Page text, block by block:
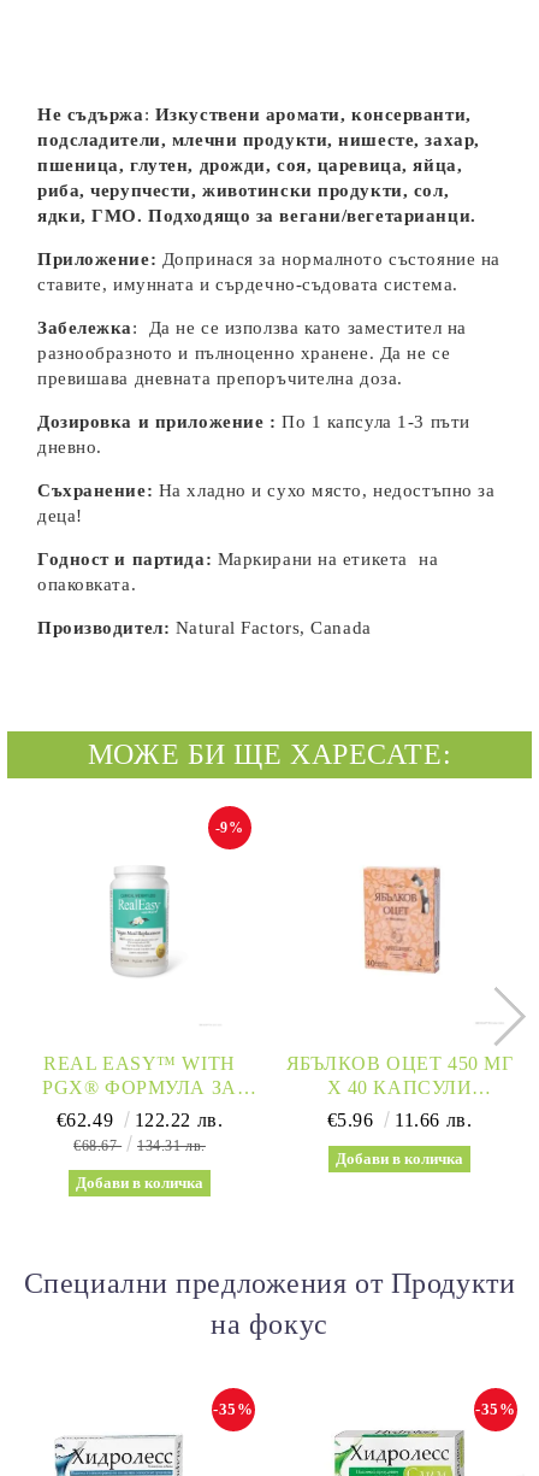
Не съдържа: Изкуствени аромати, консерванти,
подсладители, млечни продукти, нишесте, захар,
пшеница, глутен, дрожди, соя, царевица, яйца,
риба, черупчести, животински продукти, сол,
ядки, ГМО. Подходящо за вегани/вегетарианци.
Приложение: Допринася за нормалното състояние на
ставите, имунната и сърдечно-съдовата система.
Забележка: Да не се използва като заместител на
разнообразното и пълноценно хранене. Да не се
превишава дневната препоръчителна доза.
Дозировка и приложение :По 1 капсула 1-3 пъти
дневно.
Съхранение: На хладно и сухо място, недостъпно за
деца!
Годност и партида: Маркирани на етикета на
опаковката.
Производител: Natural Factors, Canada
МОЖЕ БИ ЩЕ ХАРЕСАТЕ:
REAL EASY™ WITH
PGX® ФОРМУЛА ЗА
ЗДРАВОСЛОВНО
ОТСЛАБВАНЕ 830ГР
FACTORS
-9%
€62.49 122.22 лв.
€68.67 134.31 лв.
ЯБЪЛКОВ ОЦЕТ 450 МГ
Х 40 КАПСУЛИ
NATURPHARMA
€5.96 11.66 лв.
Специални предложения от Продукти
на фокус
-35% -35%